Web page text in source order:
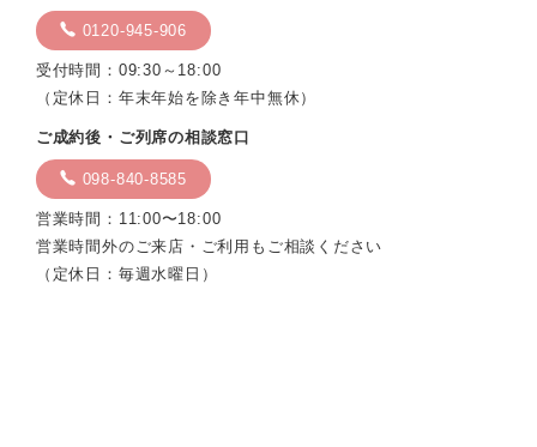
0120-945-906
受付時間：09:30～18:00
（定休日：年末年始を除き年中無休）
ご成約後・ご列席の相談窓口
098-840-8585
営業時間：11:00〜18:00
営業時間外のご来店・ご利用もご相談ください
（定休日：毎週水曜日）